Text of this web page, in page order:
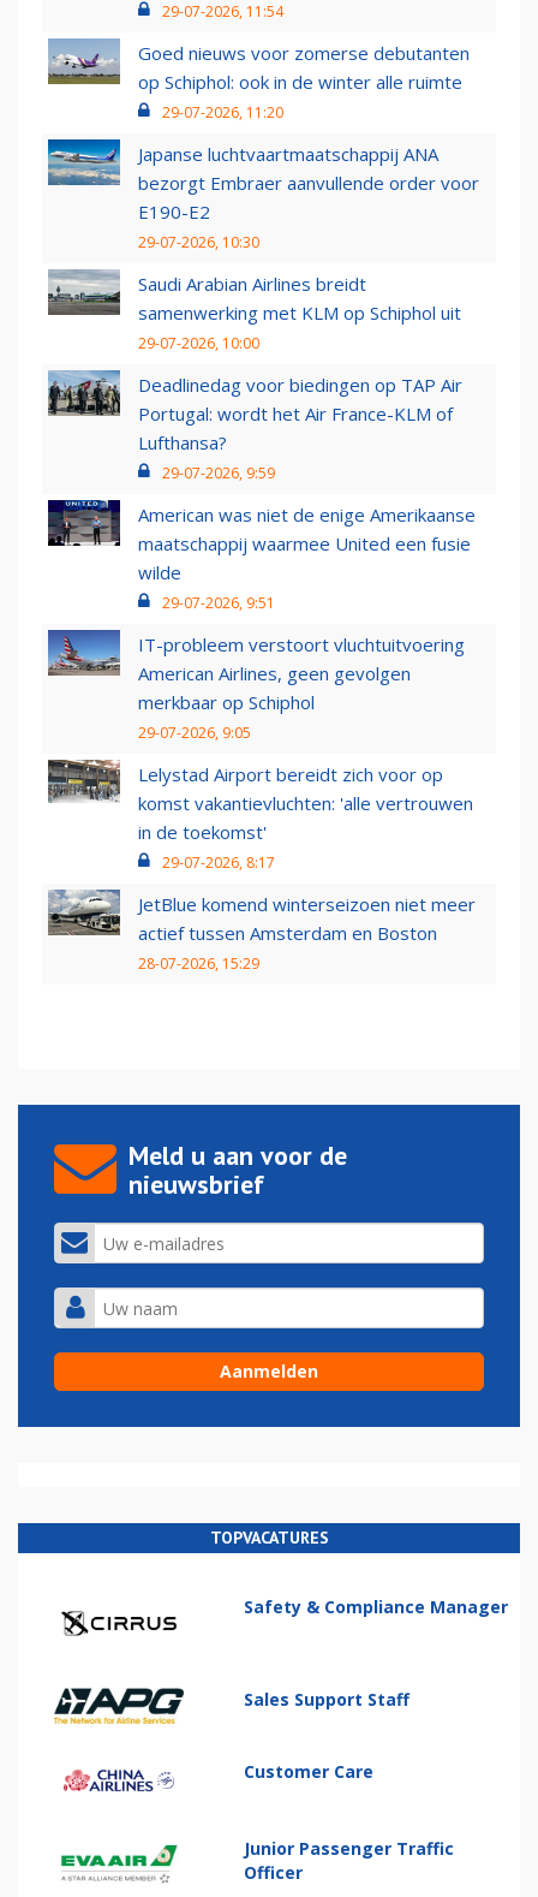
29-07-2026, 11:54
Goed nieuws voor zomerse debutanten
op Schiphol: ook in de winter alle ruimte
29-07-2026, 11:20
Japanse luchtvaartmaatschappij ANA
bezorgt Embraer aanvullende order voor
E190-E2
29-07-2026, 10:30
Saudi Arabian Airlines breidt
samenwerking met KLM op Schiphol uit
29-07-2026, 10:00
Deadlinedag voor biedingen op TAP Air
Portugal: wordt het Air France-KLM of
Lufthansa?
29-07-2026, 9:59
American was niet de enige Amerikaanse
maatschappij waarmee United een fusie
wilde
29-07-2026, 9:51
IT-probleem verstoort vluchtuitvoering
American Airlines, geen gevolgen
merkbaar op Schiphol
29-07-2026, 9:05
Lelystad Airport bereidt zich voor op
komst vakantievluchten: 'alle vertrouwen
in de toekomst'
29-07-2026, 8:17
JetBlue komend winterseizoen niet meer
actief tussen Amsterdam en Boston
28-07-2026, 15:29
Meld u aan voor de
nieuwsbrief
TOPVACATURES
Safety & Compliance Manager
Sales Support Staff
Customer Care
Junior Passenger Traffic
Officer